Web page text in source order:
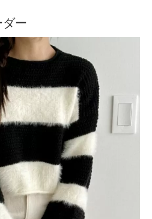
ダー